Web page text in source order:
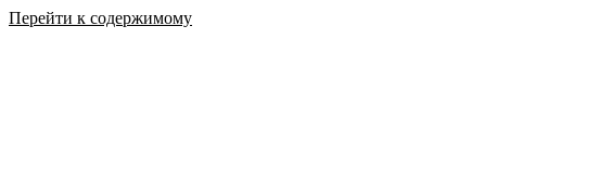
Перейти к содержимому